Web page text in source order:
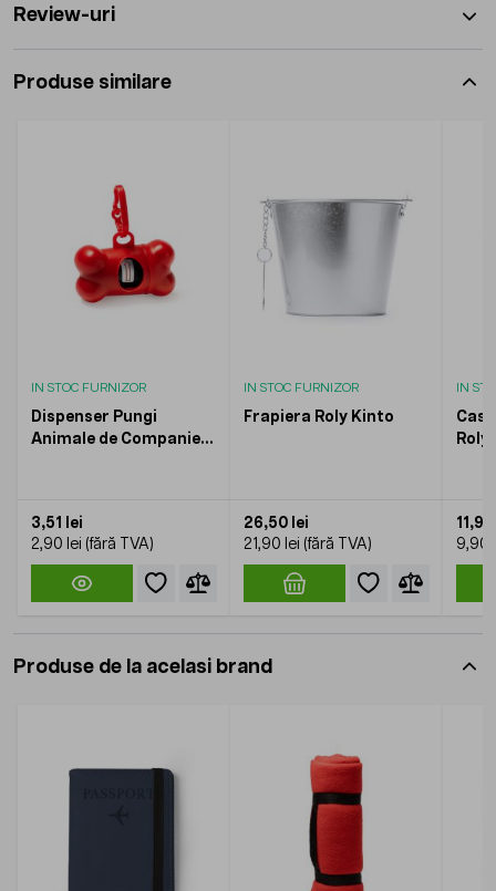
Review-uri
Produse similare
IN STOC FURNIZOR
Dispenser Pungi
Animale de Companie
3,51 lei
2,90 lei
IN STOC FURNIZOR
Frapiera Roly Kinto
26,50 lei
21,90 lei
IN
Roly
9,90
Produse de la acelasi brand